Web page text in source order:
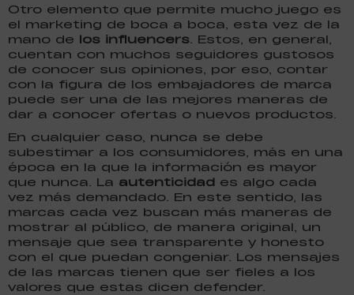
Otro elemento que permite mucho juego es
el marketing de boca a boca, esta vez de la
mano de los influencers. Estos, en general,
cuentan con muchos seguidores gustosos
de conocer sus opiniones, por eso, contar
con la figura de los embajadores de marca
puede ser una de las mejores maneras de
dar a conocer ofertas o nuevos productos.
En cualquier caso, nunca se debe
subestimar a los consumidores, más en una
época en la que la información es mayor
que nunca. La autenticidad es algo cada
vez más demandado. En este sentido, las
marcas cada vez buscan más maneras de
mostrar al público, de manera original, un
mensaje que sea transparente y honesto
con el que puedan congeniar. Los mensajes
de las marcas tienen que ser fieles a los
valores que estas dicen defender.